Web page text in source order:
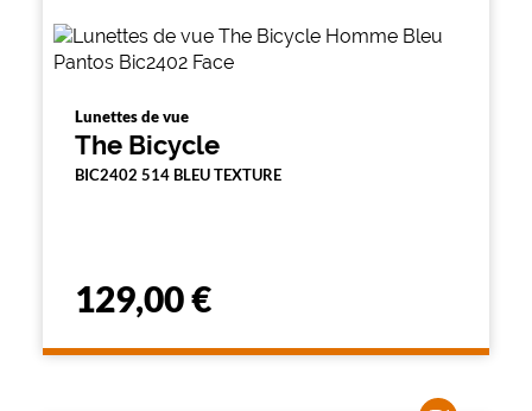
Lunettes de vue
The Bicycle
BIC2402 514 BLEU TEXTURE
129,00 €